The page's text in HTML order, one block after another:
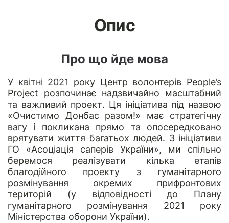
Опис
Про що йде мова
У квітні 2021 року Центр волонтерів People’s
Project розпочинає надзвичайно масштабний
та важливий проект. Ця ініціатива під назвою
«Очистимо Донбас разом!» має стратегічну
вагу і покликана прямо та опосередковано
врятувати життя багатьох людей. З ініціативи
ГО «Асоціація саперів України», ми спільно
беремося реалізувати кілька етапів
благодійного проекту з гуманітарного
розмінування окремих прифронтових
територій (у відповідності до Плану
гуманітарного розмінування 2021 року
Міністерства оборони України).